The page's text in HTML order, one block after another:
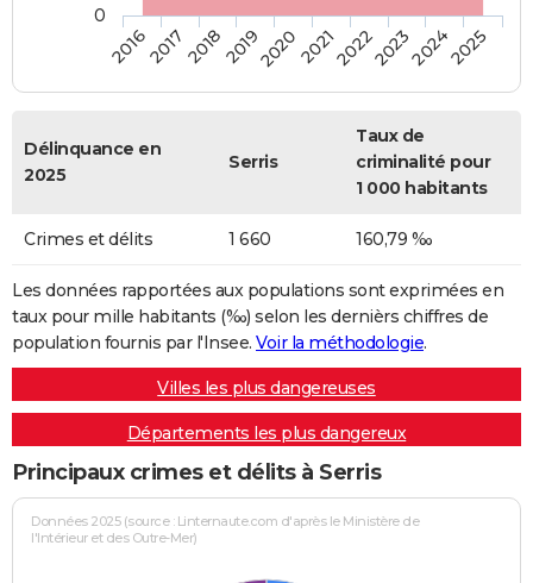
2016201720182019202020212022202320242025
0
Délinquance en
2025
Serris
Taux de
criminalité pour
1 000 habitants
Crimes et délits 1 660 160,79 ‰
Les données rapportées aux populations sont exprimées en
taux pour mille habitants (‰) selon les dernièrs chiffres de
population fournis par l'Insee. Voir la méthodologie.
Villes les plus dangereuses
Départements les plus dangereux
Principaux crimes et délits à Serris
Données 2025 (source : Linternaute.com d'après le Ministère de
l'Intérieur et des Outre-Mer)